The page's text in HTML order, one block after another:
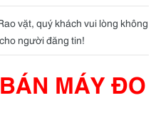
vặt, quý khách vui lòng không
người đăng tin!
MÁY ĐO